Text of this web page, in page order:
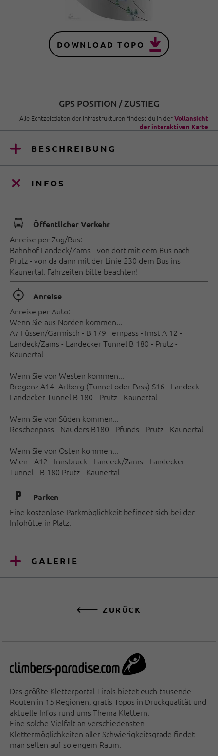
DOWNLOAD TOPO
GPS POSITION / ZUSTIEG
Alle Echtzeitdaten der Infrastrukturen findest du in derVollansicht
der interaktiven Karte
BESCHREIBUNG
INFOS
🕞 Öffentlicher Verkehr
Anreise per Zug/Bus:
Bahnhof Landeck/Zams - von dort mit dem Bus nach
Prutz - von da dann mit der Linie 230 dem Bus ins
Kaunertal. Fahrzeiten bitte beachten!
🞞 Anreise
Anreise per Auto:
Wenn Sie aus Norden kommen...
A7 Füssen/Garmisch - B 179 Fernpass - Imst A 12 -
Landeck/Zams - Landecker Tunnel B 180 - Prutz -
Kaunertal
Wenn Sie von Westen kommen...
Bregenz A14- Arlberg (Tunnel oder Pass) S16 - Landeck -
Landecker Tunnel B 180 - Prutz - Kaunertal
Wenn Sie von Süden kommen...
Reschenpass - Nauders B180 - Pfunds - Prutz - Kaunertal
Wenn Sie von Osten kommen...
Wien - A12 - Innsbruck - Landeck/Zams - Landecker
Tunnel - B 180 Prutz - Kaunertal
🐈 Parken
Eine kostenlose Parkmöglichkeit befindet sich bei der
Infohütte in Platz.
GALERIE
ZURÜCK
Das größte Kletterportal Tirols bietet euch tausende
Routen in 15 Regionen, gratis Topos in Druckqualität und
aktuelle Infos rund ums Thema Klettern.
Eine solche Vielfalt an verschiedensten
Klettermöglichkeiten aller Schwierigkeitsgrade findet
man selten auf so engem Raum.